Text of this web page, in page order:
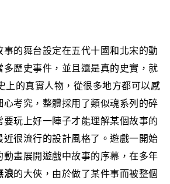
事的舞台設定在五代十國和北宋的動
多歷史事件，並且還是真的史實，就
上的真實人物，從很多地方都可以感
心考究，整體採用了類似魂系列的碎
要玩上好一陣子才能理解某個故事的
很流行的設計風格了。 遊戲一開始
動畫展開遊戲中故事的序幕，在多年
浪的大俠，由於做了某件事而被整個